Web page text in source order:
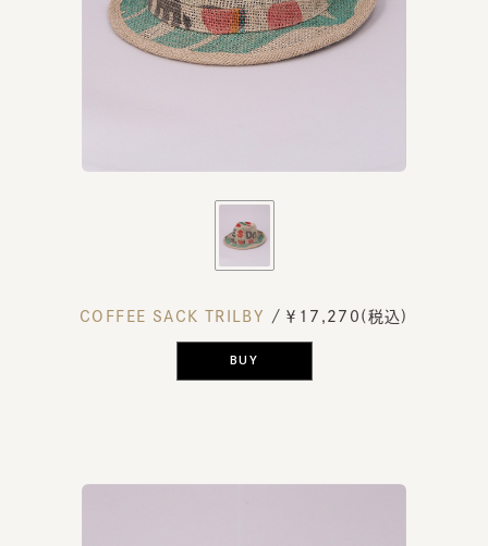
COFFEE SACK TRILBY / ￥17,270(税込)
BUY